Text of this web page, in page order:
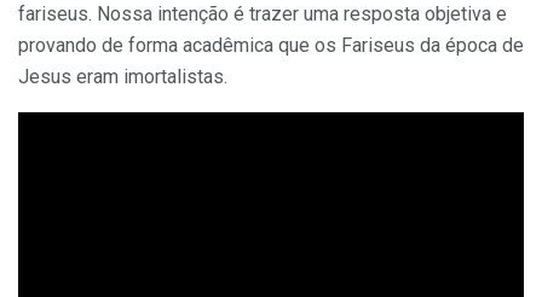
fariseus. Nossa intenção é trazer uma resposta objetiva e
provando de forma acadêmica que os Fariseus da época de
Jesus eram imortalistas.